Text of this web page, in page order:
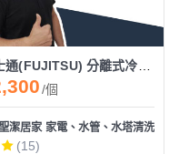
/個
潔居家 家電、水管、水塔清洗 地
(15)